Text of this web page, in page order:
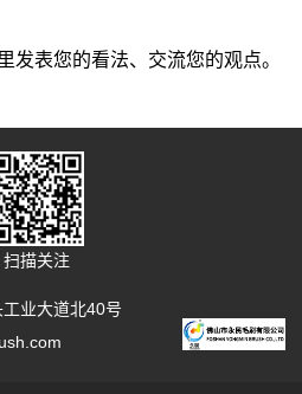
表您的看法、交流您的观点。
扫描关注
业大道北40号